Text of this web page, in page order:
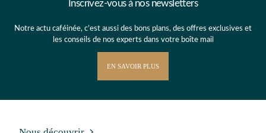
Inscrivez-vous à nos newsletters
Notre actu caféinée, c’est aussi des bons plans, des offres exclusives et
les conseils de nos experts dans votre boîte mail
EN SAVOIR PLUS